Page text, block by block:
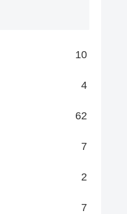
10
4
62
7
2
7